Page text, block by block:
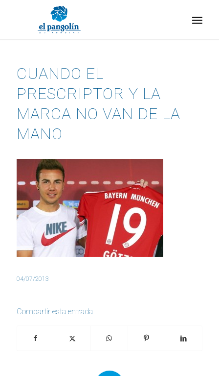
CUANDO EL
PRESCRIPTOR Y LA
MARCA NO VAN DE LA
MANO
04/07/2013
Compartir esta entrada